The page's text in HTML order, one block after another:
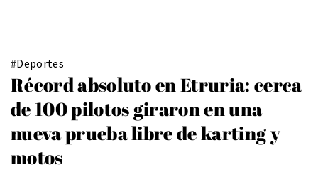
#Deportes
Récord absoluto en Etruria: cerca
de 100 pilotos giraron en una
nueva prueba libre de karting y
motos